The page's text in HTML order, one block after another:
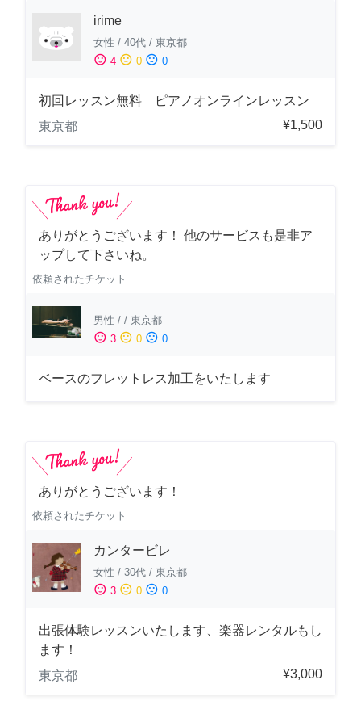
irime
女性 / 40代 / 東京都
sentiment_satisfied 4 sentiment_neutral 0 sentiment_dissatisfied 0
初回レッスン無料 ピアノオンラインレッスン
東京都
¥1,500
ありがとうございます！ 他のサービスも是非ア
ップして下さいね。
依頼されたチケット
男性 / / 東京都
sentiment_satisfied 3 sentiment_neutral 0 sentiment_dissatisfied 0
ベースのフレットレス加工をいたします
ありがとうございます！
依頼されたチケット
カンタービレ
女性 / 30代 / 東京都
sentiment_satisfied 3 sentiment_neutral 0 sentiment_dissatisfied 0
出張体験レッスンいたします、楽器レンタルもし
ます！
東京都
¥3,000